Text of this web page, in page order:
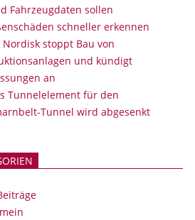
Fahrzeugdaten sollen
schneller erkennen
Nordisk stoppt Bau von
und kündigt
an
Tunnelelement für den
Tunnel wird abgesenkt